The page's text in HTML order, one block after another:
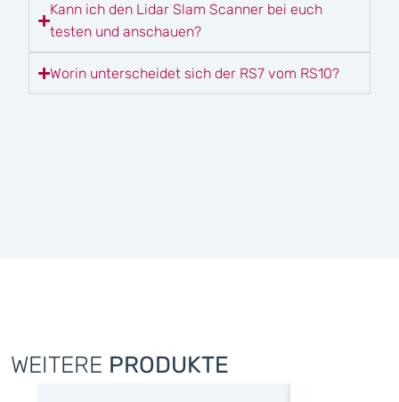
Kann ich den Lidar Slam Scanner bei euch
testen und anschauen?
Worin unterscheidet sich der RS7 vom RS10?
WEITERE PRODUKTE